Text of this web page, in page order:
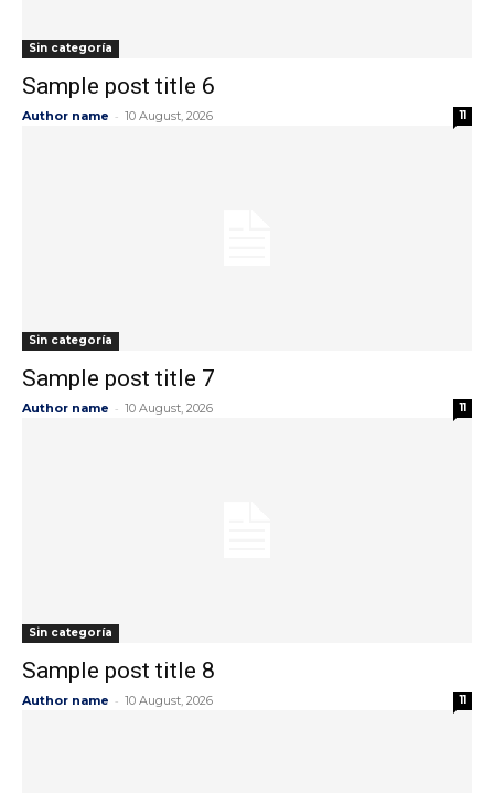
Sin categoría
Sample post title 6
Author name - 10 August, 2026 11
Sin categoría
Sample post title 7
Author name - 10 August, 2026 11
Sin categoría
Sample post title 8
Author name - 10 August, 2026 11